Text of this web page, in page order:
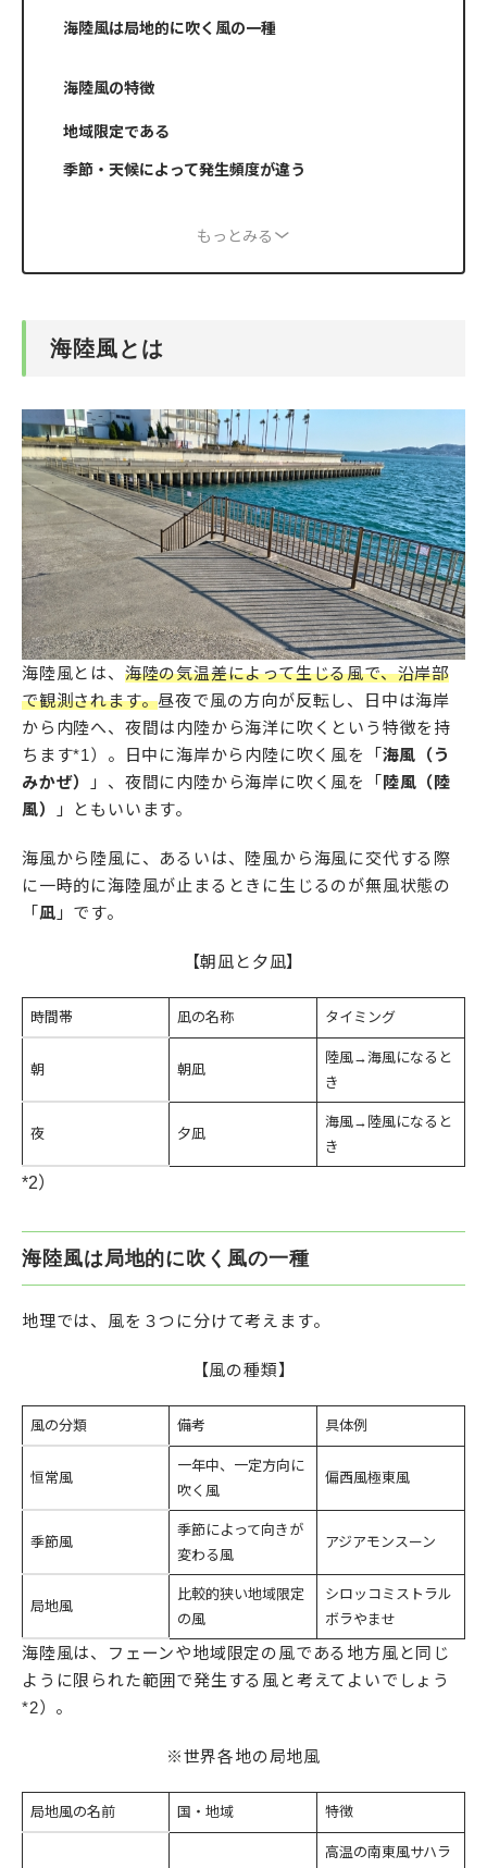
海陸風は局地的に吹く風の一種
海陸風の特徴
地域限定である
季節・天候によって発生頻度が違う
もっとみる
海陸風とは
海陸風とは、 海陸の気温差によって生じる風で、沿岸部
で観測されます。昼夜で風の方向が反転し、日中は海岸
から内陸へ、夜間は内陸から海洋に吹くという特徴を持
ちます*1）。日中に海岸から内陸に吹く風を「 海風（う
みかぜ）
」、夜間に内陸から海岸に吹く風を「 陸風（陸
風）
」ともいいます。
海風から陸風に、あるいは、陸風から海風に交代する際
に一時的に海陸風が止まるときに生じるのが無風状態の
「 凪 」です。
【朝凪と夕凪】
時間帯 凪の名称 タイミング
朝 朝凪
陸風→海風になると
き
夜 夕凪
海風→陸風になると
き
*2）
海陸風は局地的に吹く風の一種
地理では、風を３つに分けて考えます。
【風の種類】
風の分類 備考 具体例
恒常風
一年中、一定方向に
吹く風
偏西風極東風
季節風
季節によって向きが
変わる風
アジアモンスーン
局地風
比較的狭い地域限定
の風
シロッコミストラル
ボラやませ
海陸風は、フェーンや地域限定の風である地方風と同じ
ように限られた範囲で発生する風と考えてよいでしょう
*2）。
※世界各地の局地風
局地風の名前 国・地域 特徴
高温の南東風サハラ